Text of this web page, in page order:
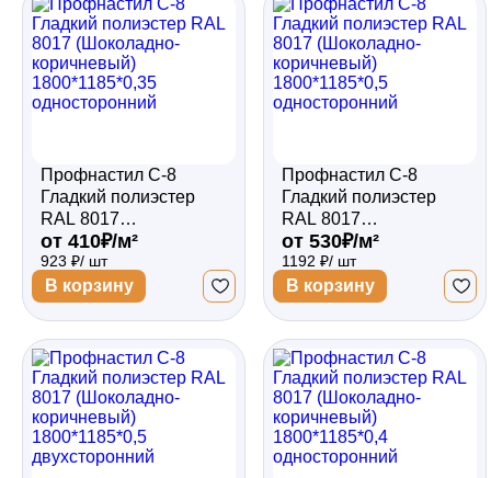
Профнастил С-8
Гладкий полиэстер
RAL 8017
(Шоколадно-
коричневый)
1800*1185*0,35
односторонний
от 410₽/м²
923 ₽/ шт
В корзину
Профнастил С-8
Гладкий полиэстер
RAL 8017
(Шоколадно-
коричневый)
1800*1185*0,5
односторонний
от 530₽/м²
1192 ₽/ шт
В корзину